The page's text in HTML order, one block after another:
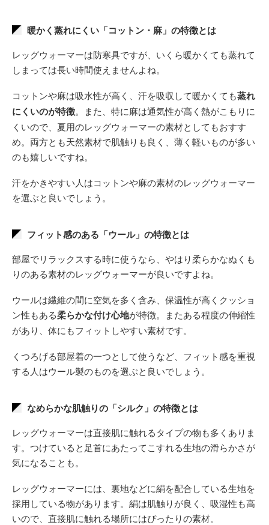
暖かく蒸れにくい「コットン・麻」の特徴とは
レッグウォーマーは防寒具ですが、いくら暖かくても蒸れて
しまっては長い時間使えませんよね。
コットンや麻は吸水性が高く、汗を吸収して暖かくても蒸れ
にくいのが特徴。また、特に麻は通気性が高く熱がこもりに
くいので、夏用のレッグウォーマーの素材としてもおすす
め。両方とも天然素材で肌触りも良く、薄く軽いものが多い
のも嬉しいですね。
汗をかきやすい人はコットンや麻の素材のレッグウォーマー
を選ぶと良いでしょう。
フィット感のある「ウール」の特徴とは
部屋でリラックスする時に使うなら、やはり柔らかなぬくも
りのある素材のレッグウォーマーが良いですよね。
ウールは繊維の間に空気を多く含み、保温性が高くクッショ
ン性もある柔らかな付け心地が特徴。またある程度の伸縮性
があり、体にもフィットしやすい素材です。
くつろげる部屋着の一つとして使うなど、フィット感を重視
する人はウール製のものを選ぶと良いでしょう。
なめらかな肌触りの「シルク」の特徴とは
レッグウォーマーは直接肌に触れるタイプの物も多くありま
す。つけていると足首にあたってこすれる生地の滑らかさが
気になることも。
レッグウォーマーには、裏地などに絹を配合している生地を
採用している物があります。絹は肌触りが良く、吸湿性も高
いので、直接肌に触れる場所にはぴったりの素材。